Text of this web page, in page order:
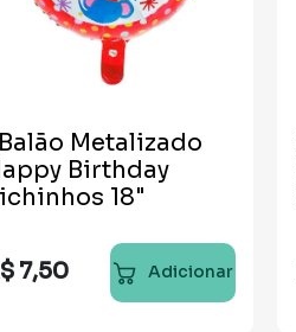
Metalizado
Birthday
18"
7,50 Adicionar